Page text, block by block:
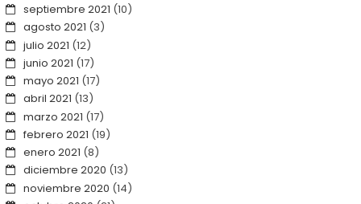
septiembre 2021 (10)
agosto 2021 (3)
julio 2021 (12)
junio 2021 (17)
mayo 2021 (17)
abril 2021 (13)
marzo 2021 (17)
febrero 2021 (19)
enero 2021 (8)
diciembre 2020 (13)
noviembre 2020 (14)